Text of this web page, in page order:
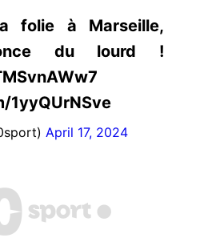
folie à Marseille,
du lourd !
1yyQUrNSve
April 17, 2024